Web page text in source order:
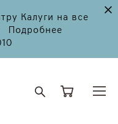
Калуги на все
Подробнее